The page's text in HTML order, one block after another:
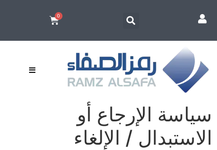
سياسة الإرجاع أو
الاستبدال / الإلغاء